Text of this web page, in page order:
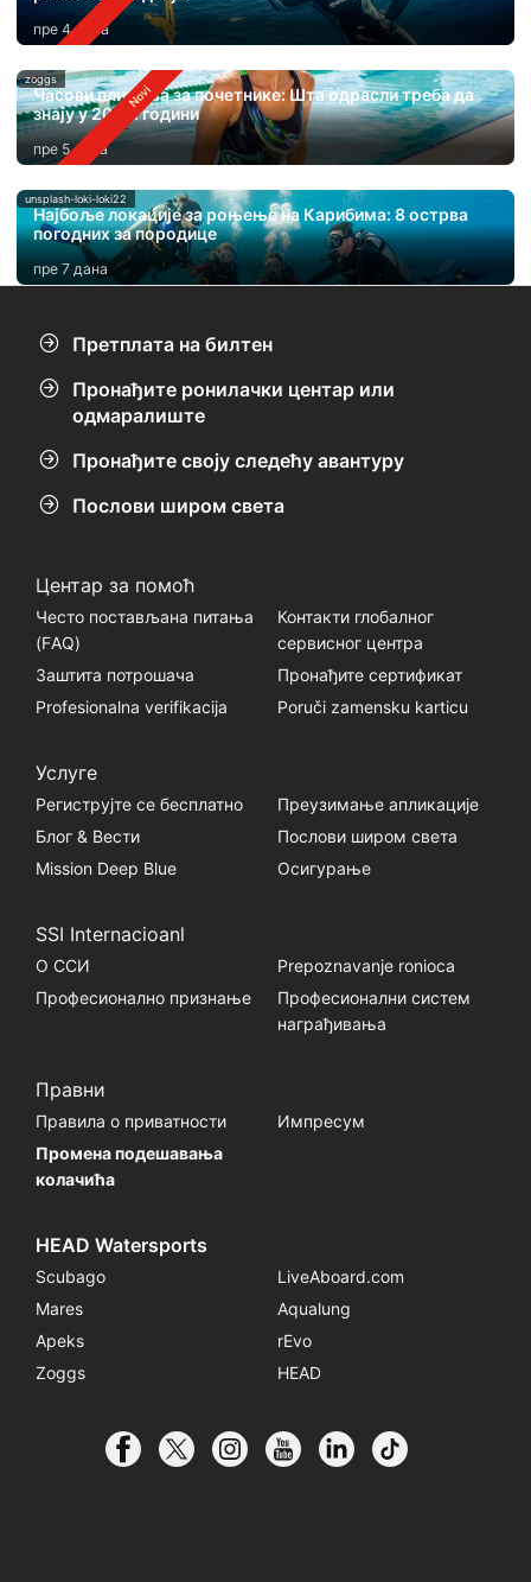
пре 4 дана
zoggs
Часови пливања за почетнике: Шта одрасли треба да
знају у 2026. години
пре 5 дана
unsplash-loki-loki22
Најбоље локације за роњење на Карибима: 8 острва
погодних за породице
пре 7 дана
Претплата на билтен
Пронађите ронилачки центар или
одмаралиште
Пронађите своју следећу авантуру
Послови широм света
Центар за помоћ
Често постављана питања
(FАQ)
Контакти глобалног
сервисног центра
Заштита потрошача
Пронађите сертификат
Profesionalna verifikacija
Poruči zamensku karticu
Услуге
Региструјте се бесплатно
Преузимање апликације
Блог & Вести
Послови широм света
Mission Deep Blue
Осигурање
SSI Internacioanl
О ССИ
Prepoznavanje ronioca
Професионално признање
Професионални систем
награђивања
Правни
Правила о приватности
Импресум
Промена подешавања
колачића
HEAD Watersports
Scubago
LiveAboard.com
Mares
Aqualung
Apeks
rEvo
Zoggs
HEAD